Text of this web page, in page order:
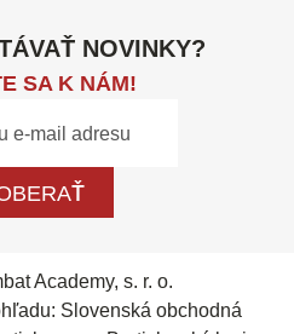
NOVINKY?
SA K NÁM!
Academy, s. r. o.
Slovenská obchodná